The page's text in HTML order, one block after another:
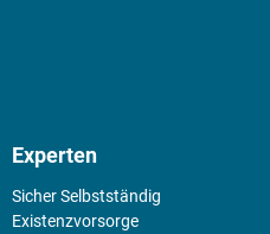
Experten
Sicher Selbstständig
Existenz­vorsorge